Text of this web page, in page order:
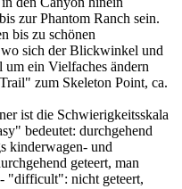
zur Phantom Ranch sein.
bis zu schönen
sich der Blickwinkel und
ein Vielfaches ändern
zum Skeleton Point, ca.
ist die Schwierigkeitsskala
bedeutet: durchgehend
kinderwagen- und
geteert, man
"difficult": nicht geteert,